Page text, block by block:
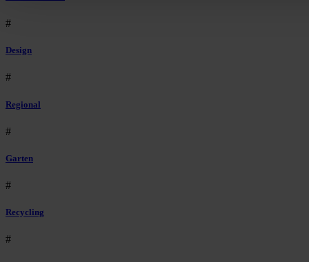
#
Design
#
Regional
#
Garten
#
Recycling
#